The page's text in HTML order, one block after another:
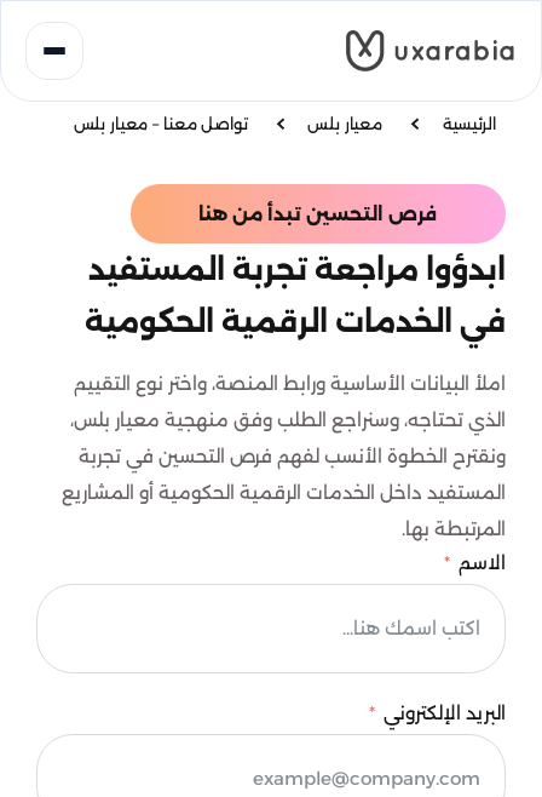
المحتوى
الرئيسية معيار بلس تواصل معنا – معيار بلس
فرص التحسين تبدأ من هنا
ابدؤوا مراجعة تجربة المستفيد
في الخدمات الرقمية الحكومية
املأ البيانات الأساسية ورابط المنصة، واختر نوع التقييم
الذي تحتاجه، وسنراجع الطلب وفق منهجية معيار بلس،
ونقترح الخطوة الأنسب لفهم فرص التحسين في تجربة
المستفيد داخل الخدمات الرقمية الحكومية أو المشاريع
المرتبطة بها.
الاسم
البريد الإلكتروني